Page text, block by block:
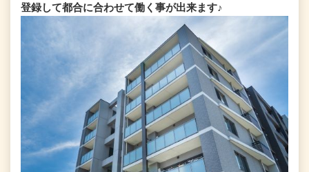
登録して都合に合わせて働く事が出来ます♪